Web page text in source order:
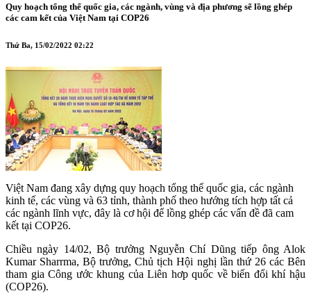
Quy hoạch tổng thể quốc gia, các ngành, vùng và địa phương sẽ lồng ghép
các cam kết của Việt Nam tại COP26
Thứ Ba, 15/02/2022 02:22
Việt Nam đang xây dựng quy hoạch tổng thể quốc gia, các ngành
kinh tế, các vùng và 63 tỉnh, thành phố theo hướng tích hợp tất cả
các ngành lĩnh vực, đây là cơ hội để lồng ghép các vấn đề đã cam
kết tại COP26.
Chiều ngày 14/02, Bộ trưởng Nguyễn Chí Dũngtiếp ông Alok
Kumar Sharrma, Bộ trưởng, Chủ tịch Hội nghị lần thứ 26 các Bên
tham gia Công ước khung của Liên hơp quốc về biến đổi khí hậu
(COP26).